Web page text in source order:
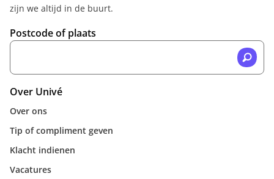
zijn we altijd in de buurt.
Postcode of plaats
Over Univé
Over ons
Tip of compliment geven
Klacht indienen
Vacatures